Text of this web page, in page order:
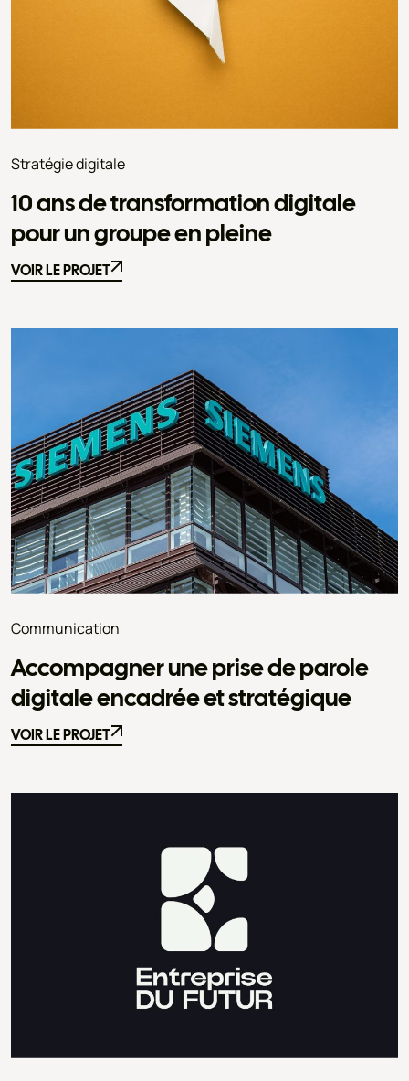
Stratégie digitale
10 ans de transformation digitale
pour un groupe en pleine
VOIR LE PROJET
VOIR LE PROJET
Communication
Accompagner une prise de parole
digitale encadrée et stratégique
VOIR LE PROJET
VOIR LE PROJET